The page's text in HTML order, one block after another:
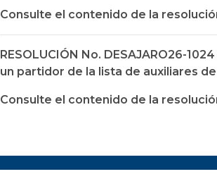
Consulte el contenido de la
RESOLUCIÓN No. DESAJARO26-
un partidor de la lista de auxiliares
Consulte el contenido de la